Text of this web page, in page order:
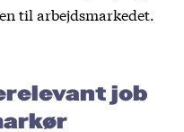
til arbejdsmarkedet.
job